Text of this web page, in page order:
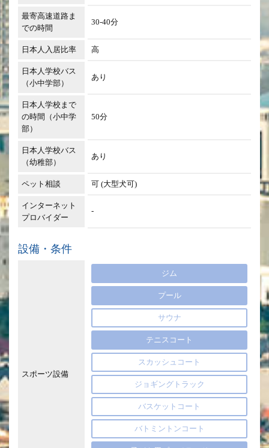
最寄高速道路ま
での時間
30-40分
日本人入居比率 高
日本人学校バス
（小中学部）
あり
日本人学校まで
の時間（小中学
部）
50分
日本人学校バス
（幼稚部）
あり
ペット相談 可 (大型犬可)
インターネット
プロバイダー
-
設備・条件
スポーツ設備
ジム
プール
サウナ
テニスコート
スカッシュコート
ジョギングトラック
バスケットコート
バトミントンコート